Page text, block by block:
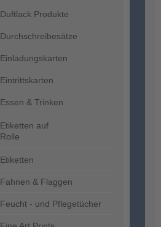
Duftlack Produkte
Durchschreibesätze
Einladungskarten
Eintrittskarten
Essen & Trinken
Etiketten auf
Rolle
Etiketten
Fahnen & Flaggen
Feucht - und Pflegetücher